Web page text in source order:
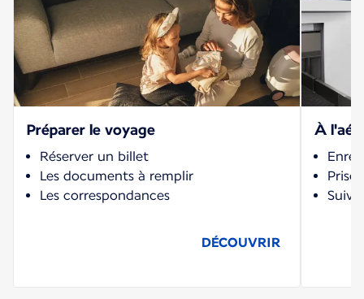
Préparer le voyage
Réserver un billet
Les documents à remplir
Les correspondances
DÉCOUVRIR
À
Prise
Suivi